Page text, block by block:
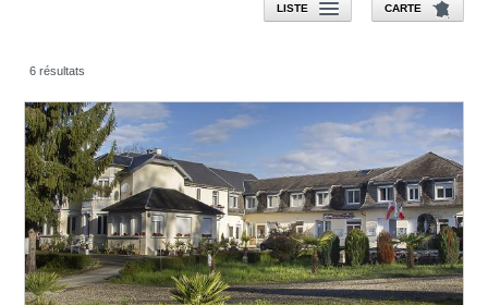
LISTE CARTE
6 résultats